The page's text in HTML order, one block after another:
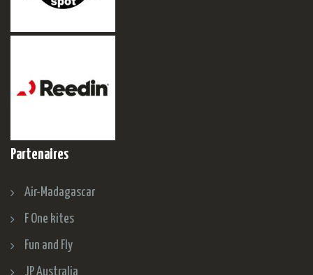
Partenaires
Air-Madagascar
F One kites
Fun and Fly
JP Australia